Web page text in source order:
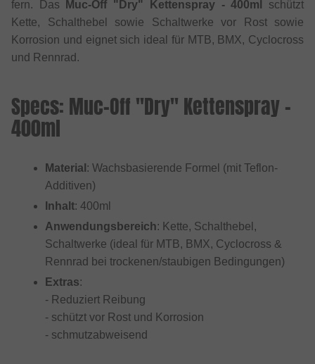
fern. Das
Muc-Off "Dry" Kettenspray - 400ml
schützt
Kette, Schalthebel sowie Schaltwerke vor Rost sowie
Korrosion und eignet sich ideal für MTB, BMX, Cyclocross
und Rennrad.
Specs: Muc-Off "Dry" Kettenspray -
400ml
Material : Wachsbasierende Formel (mit Teflon-
Additiven)
Inhalt: 400ml
Anwendungsbereich: Kette, Schalthebel,
Schaltwerke (ideal für MTB, BMX, Cyclocross &
Rennrad bei trockenen/staubigen Bedingungen)
Extras:
- Reduziert Reibung
- schützt vor Rost und Korrosion
- schmutzabweisend